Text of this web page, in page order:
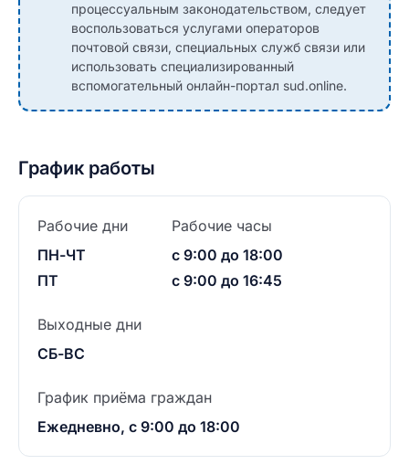
процессуальным законодательством, следует
воспользоваться услугами операторов
почтовой связи, специальных служб связи или
использовать специализированный
вспомогательный онлайн-портал sud.online.
График работы
Рабочие дни
ПН-ЧТ
ПТ
Рабочие часы
с 9:00 до 18:00
с 9:00 до 16:45
Выходные дни
СБ-ВС
График приёма граждан
Ежедневно, с 9:00 до 18:00